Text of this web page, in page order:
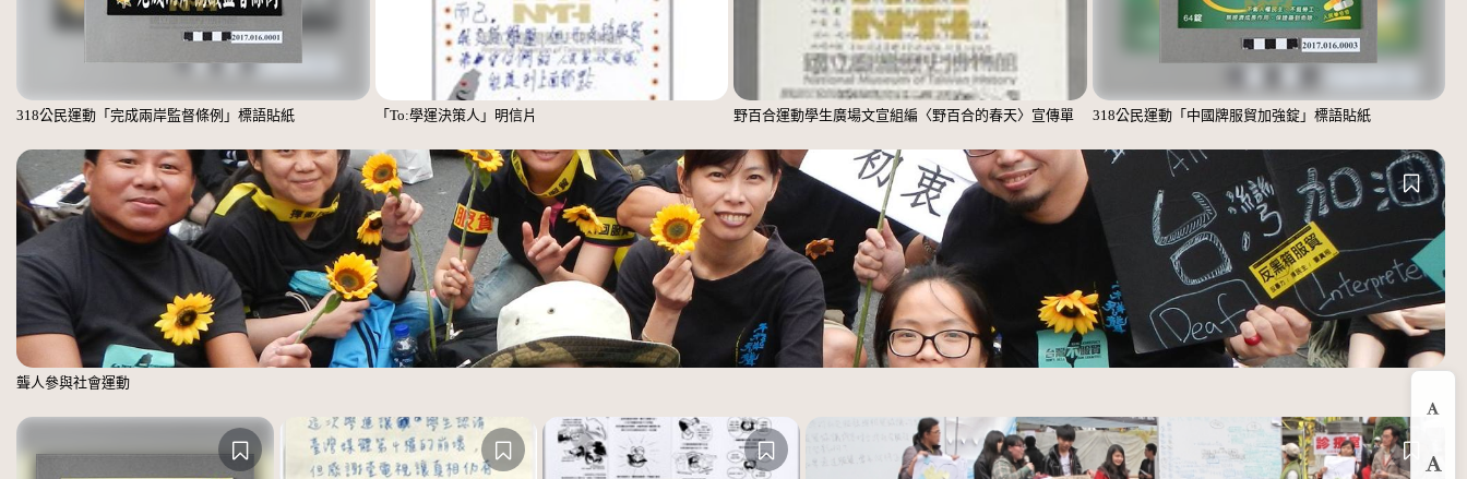
318公民運動「完成兩岸監督條例」標語貼紙 「To:學運決策人」明信片 野百合運動學生廣場文宣組編〈野百合的春天〉宣傳單 318公民運動「中國牌服貿加強錠」標語貼紙
聾人參與社會運動